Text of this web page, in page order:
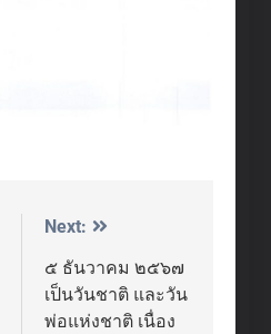
Next:
๕ ธันวาคม ๒๕๖๗
เป็นวันชาติ และวัน
พ่อแห่งชาติ เนื่อง